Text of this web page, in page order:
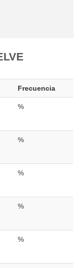
Frecuencia
%
%
%
%
%